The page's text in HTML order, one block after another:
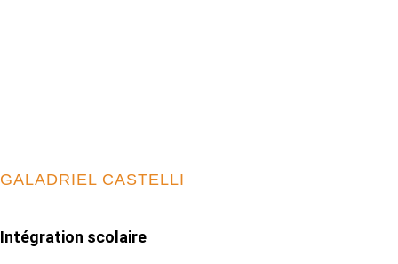
GALADRIEL CASTELLI
Intégration scolaire